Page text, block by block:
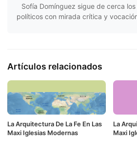
Sofía Domínguez sigue de cerca
políticos con mirada crítica y
Artículos relacionados
La Arquitectura De La Fe En Las
Maxi Iglesias Modernas
La
Maxi